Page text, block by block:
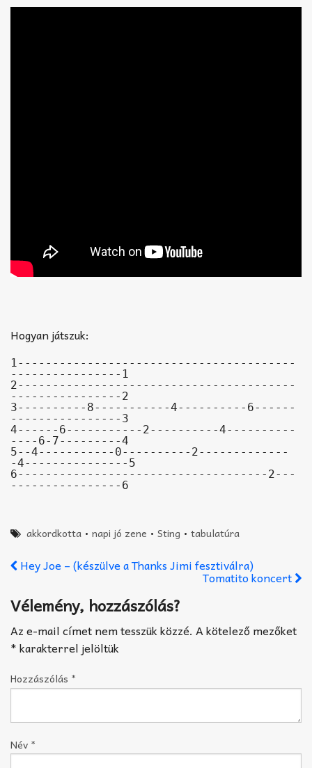
Hogyan játszuk:
1----------------------------------------
----------------1
2----------------------------------------
----------------2
3----------8-----------4----------6------
----------------3
4------6-----------2----------4----------
----6-7---------4
5--4-----------0----------2-------------
-4---------------5
6------------------------------------2---
----------------6
akkordkotta •napi jó zene •Sting •tabulatúra
Hey Joe – (készülve a Thanks Jimi fesztiválra)
Tomatito koncert
Vélemény, hozzászólás?
Az e-mail címet nem tesszük közzé. A kötelező mezőket
*karakterrel jelöltük
Hozzászólás *
Név *